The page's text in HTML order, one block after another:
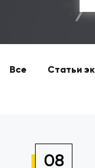
Все Статьи
08